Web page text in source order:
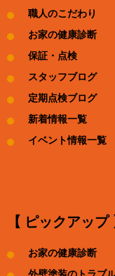
職人のこだわり
お家の健康診断
保証・点検
スタッフブログ
定期点検ブログ
新着情報一覧
イベント情報一覧
【 ピックアップ
お家の健康診断